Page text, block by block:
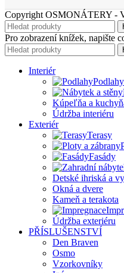
Copyright OSMONÁTERY -
Pro zobrazení knížek, napište
Interiér
Podlahy
Kúpeľňa a
Údržba interiéru
Exteriér
Terasy
Fasády
Detské ihriská a
Okná a dvere
Kameň a terakota
Údržba exteriéru
PŘÍSLUŠENSTVÍ
Den Braven
Osmo
Vzorkovníky